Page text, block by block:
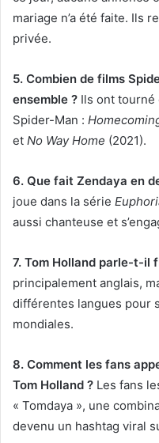
mariage n’a été faite. Ils
privée.
5. Combien de films
ensemble ? Ils ont tourné
Spider-Man :
et No Way Home (2021).
6. Que fait Zendaya en
joue dans la série
aussi chanteuse et
7. Tom Holland parle-t-il
principalement anglais,
différentes langues pour
mondiales.
8. Comment les fans
Tom Holland ? Les fans
« Tomdaya », une
devenu un hashtag viral